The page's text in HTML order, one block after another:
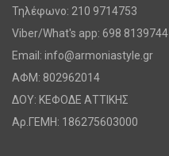
Τηλέφωνο: 210 9714753
Viber/What's app: 698 8139744
Email: info@armoniastyle.gr
ΑΦΜ: 802962014
ΔΟΥ: ΚΕΦΟΔΕ ΑΤΤΙΚΗΣ
Αρ.ΓΕΜΗ: 186275603000